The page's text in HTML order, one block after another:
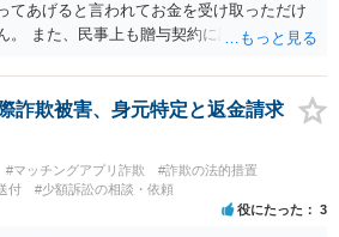
てあげると言われてお金を受け取っただけ
。 また、民事上も贈与契約に該当すると思
をするようにしてください。 ご不安であれ
をしても良いかもしれません。 以上、ご参
詐欺被害、身元特定と返金請求
#マッチングアプリ詐欺
#詐欺の法的措置
付 #少額訴訟の相談・依頼
役にたった 3